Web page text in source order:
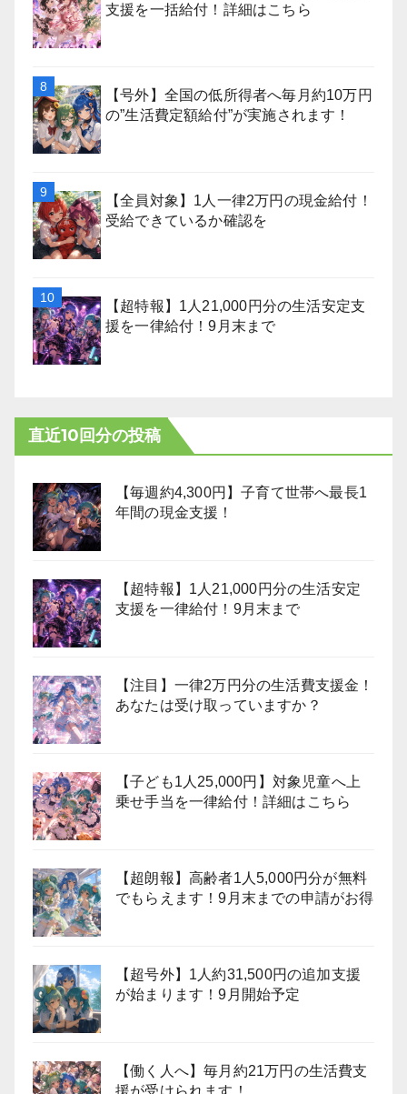
支援を一括給付！詳細はこちら
【号外】全国の低所得者へ毎月約10万円
の”生活費定額給付”が実施されます！
【全員対象】1人一律2万円の現金給付！
受給できているか確認を
【超特報】1人21,000円分の生活安定支
援を一律給付！9月末まで
直近10回分の投稿
【毎週約4,300円】子育て世帯へ最長1
年間の現金支援！
【超特報】1人21,000円分の生活安定
支援を一律給付！9月末まで
【注目】一律2万円分の生活費支援金！
あなたは受け取っていますか？
【子ども1人25,000円】対象児童へ上
乗せ手当を一律給付！詳細はこちら
【超朗報】高齢者1人5,000円分が無料
でもらえます！9月末までの申請がお得
【超号外】1人約31,500円の追加支援
が始まります！9月開始予定
【働く人へ】毎月約21万円の生活費支
援が受けられます！